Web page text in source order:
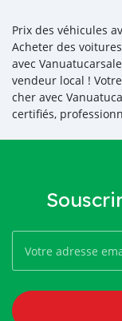
Prix des véhicules
Acheter des
avec
vendeur local !
cher avec
certifiés,